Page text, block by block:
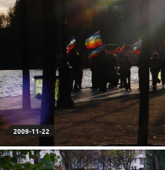
2009-11-22